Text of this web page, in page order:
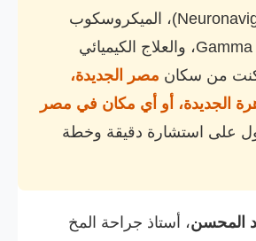
الجراحي (Neuronavigation)، الميكروسكوب
الجراحي، Gamma Knife، والعلاج الكيميائي
كنت من سكان مصر الجديدة،
الجديدة، أو أي مكان في مصر
على استشارة دقيقة وخطة
المحسن، أستاذ جراحة المخ